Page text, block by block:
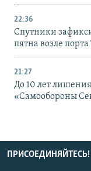
22:36
Спутники
пятна возле
21:27
До 10 лет
«Самообороны
ПРИСОЕДИНЯЙТЕСЬ!